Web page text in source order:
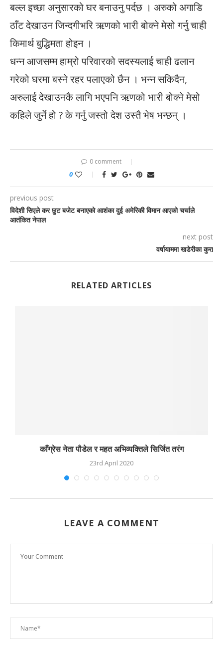
बल्ल इच्छा अनुसारको घर बनाउनु पर्दछ । अरुको अगाडि
ठाँट देखाउन जिन्दगीभरि ऋणको भारी बोक्ने मेसो गर्नु चाही
किमार्थ बुद्धिमता होइन ।
धन्न आजसम्म हाम्रो परिवारको सदस्यलाई चाही ढलान
गरेको घरमा बस्ने रहर पलाएको छैन । भन्न सकिदैन,
अरुलाई देखाउनकै लागि भएपनि ऋणको भारी बोक्ने मेसो
कहिले जुर्ने हो ? के गर्नु जस्तो देश उस्तै भेष भन्छन् ।
0 comment
0
previous post
विदेशी सिएले कर छुट बजेट बनाएको आशंका दुई अमेरिकी विमान आएको चर्चाले
आतंकित नेपाल
next post
वर्षायाममा खडेरीका कुरा
RELATED ARTICLES
काँग्रेस नेता पौडेल र महत अभिव्यक्तिले सिर्जित तरंग
23rd April 2020
LEAVE A COMMENT